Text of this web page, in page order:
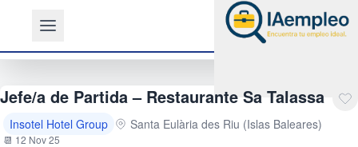
Jefe/a de Partida – Restaurante Sa Talassa
Insotel Hotel Group Santa Eulària des Riu (Islas Baleares)
📆 12 Nov 25